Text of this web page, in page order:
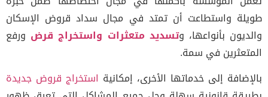
واستطاعت أن تمتد في مجال سداد قروض الإسكان
بأنواعها، وتسديد متعثرات واستخراج قرضورفع
في سمة.
إلى خدماتها الأخرى، إمكانيةاستخراج قروض جديدة